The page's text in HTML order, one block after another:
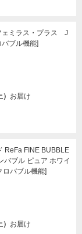
ミラス・プラス J
ブル機能]
お届け
ReFa FINE BUBBLE
バブル ピュア ホワイ
ロバブル機能]
お届け